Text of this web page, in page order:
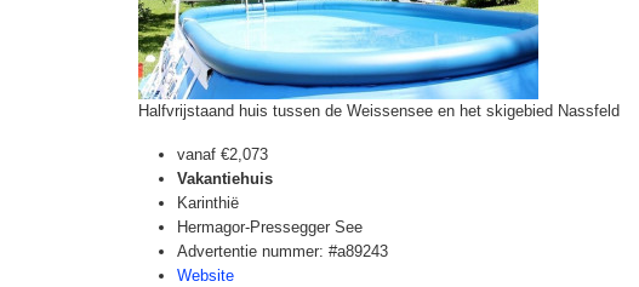
Halfvrijstaand huis tussen de Weissensee en het skigebied Nassfeld
vanaf €2,073
Vakantiehuis
Karinthië
Hermagor-Pressegger See
Advertentie nummer: #a89243
Website